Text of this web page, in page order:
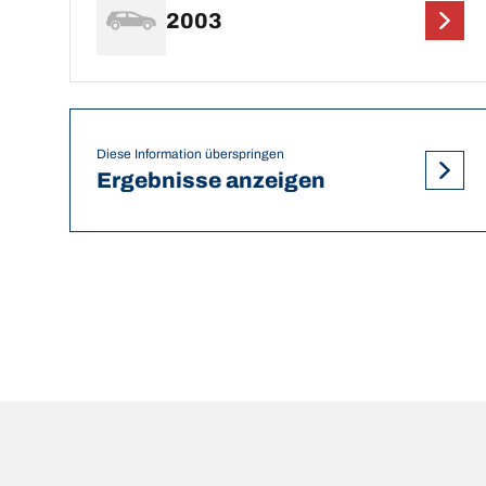
2003
Diese Information überspringen
Ergebnisse anzeigen